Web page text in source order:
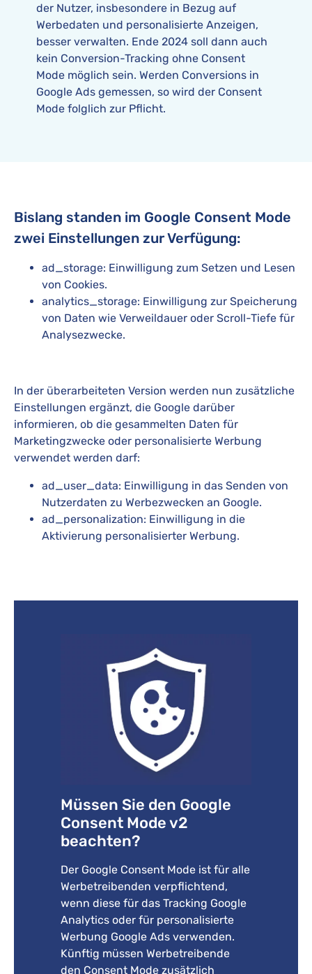
der Nutzer, insbesondere in Bezug auf
Werbedaten und personalisierte Anzeigen,
besser verwalten. Ende 2024 soll dann auch
kein Conversion-Tracking ohne Consent
Mode möglich sein. Werden Conversions in
Google Ads gemessen, so wird der Consent
Mode folglich zur Pflicht.
Bislang standen im Google Consent Mode
zwei Einstellungen zur Verfügung:
ad_storage: Einwilligung zum Setzen und Lesen
von Cookies.
analytics_storage: Einwilligung zur Speicherung
von Daten wie Verweildauer oder Scroll-Tiefe für
Analysezwecke.
In der überarbeiteten Version werden nun zusätzliche
Einstellungen ergänzt, die Google darüber
informieren, ob die gesammelten Daten für
Marketingzwecke oder personalisierte Werbung
verwendet werden darf:
ad_user_data: Einwilligung in das Senden von
Nutzerdaten zu Werbezwecken an Google.
ad_personalization: Einwilligung in die
Aktivierung personalisierter Werbung.
Müssen Sie den Google
Consent Mode v2
beachten?
Der Google Consent Mode ist für alle
Werbetreibenden verpflichtend,
wenn diese für das Tracking Google
Analytics oder für personalisierte
Werbung Google Ads verwenden.
Künftig müssen Werbetreibende
den Consent Mode zusätzlich